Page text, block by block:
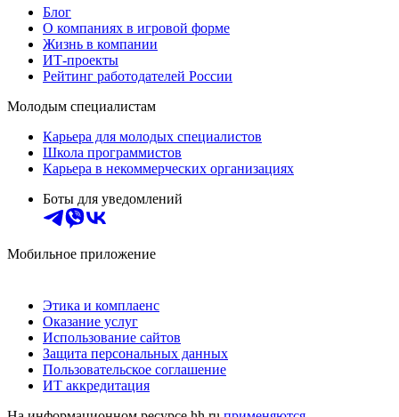
Блог
О компаниях в игровой форме
Жизнь в компании
ИТ-проекты
Рейтинг работодателей России
Молодым специалистам
Карьера для молодых специалистов
Школа программистов
Карьера в некоммерческих организациях
Боты для уведомлений
Мобильное приложение
Этика и комплаенс
Оказание услуг
Использование сайтов
Защита персональных данных
Пользовательское соглашение
ИТ аккредитация